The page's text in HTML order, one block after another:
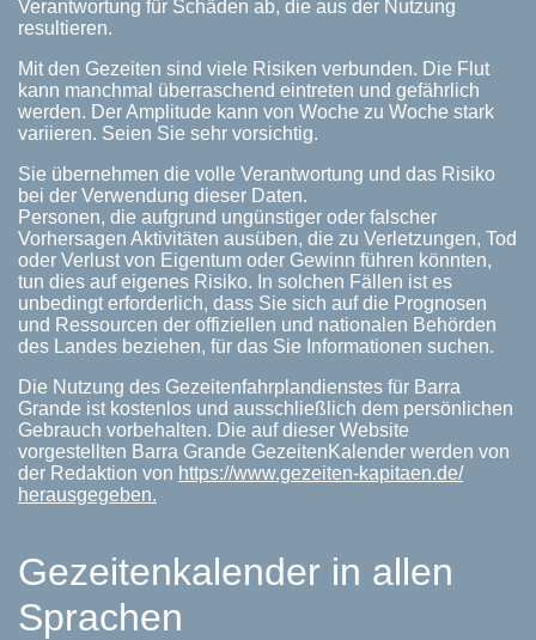
Verantwortung für Schäden ab, die aus der Nutzung
resultieren.
Mit den Gezeiten sind viele Risiken verbunden. Die Flut
kann manchmal überraschend eintreten und gefährlich
werden. Der Amplitude kann von Woche zu Woche stark
variieren. Seien Sie sehr vorsichtig.
Sie übernehmen die volle Verantwortung und das Risiko
bei der Verwendung dieser Daten.
Personen, die aufgrund ungünstiger oder falscher
Vorhersagen Aktivitäten ausüben, die zu Verletzungen, Tod
oder Verlust von Eigentum oder Gewinn führen könnten,
tun dies auf eigenes Risiko. In solchen Fällen ist es
unbedingt erforderlich, dass Sie sich auf die Prognosen
und Ressourcen der offiziellen und nationalen Behörden
des Landes beziehen, für das Sie Informationen suchen.
Die Nutzung des Gezeitenfahrplandienstes für Barra
Grande ist kostenlos und ausschließlich dem persönlichen
Gebrauch vorbehalten. Die auf dieser Website
vorgestellten Barra Grande GezeitenKalender werden von
der Redaktion von https://www.gezeiten-kapitaen.de/
herausgegeben.
Gezeitenkalender in allen
Sprachen